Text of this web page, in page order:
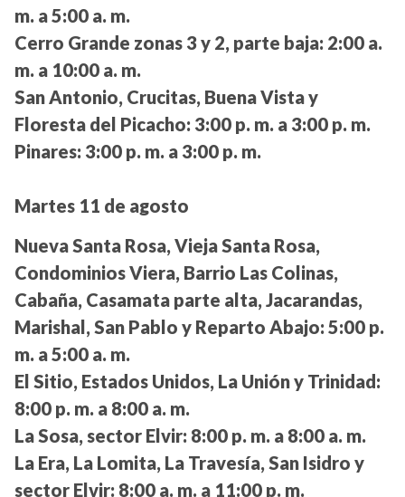
m. a 5:00 a. m.
Cerro Grande zonas 3 y 2, parte baja: 2:00 a.
m. a 10:00 a. m.
San Antonio, Crucitas, Buena Vista y
Floresta del Picacho: 3:00 p. m. a 3:00 p. m.
Pinares: 3:00 p. m. a 3:00 p. m.
Martes 11 de agosto
Nueva Santa Rosa, Vieja Santa Rosa,
Condominios Viera, Barrio Las Colinas,
Cabaña, Casamata parte alta, Jacarandas,
Marishal, San Pablo y Reparto Abajo: 5:00 p.
m. a 5:00 a. m.
El Sitio, Estados Unidos, La Unión y Trinidad:
8:00 p. m. a 8:00 a. m.
La Sosa, sector Elvir: 8:00 p. m. a 8:00 a. m.
La Era, La Lomita, La Travesía, San Isidro y
sector Elvir: 8:00 a. m. a 11:00 p. m.